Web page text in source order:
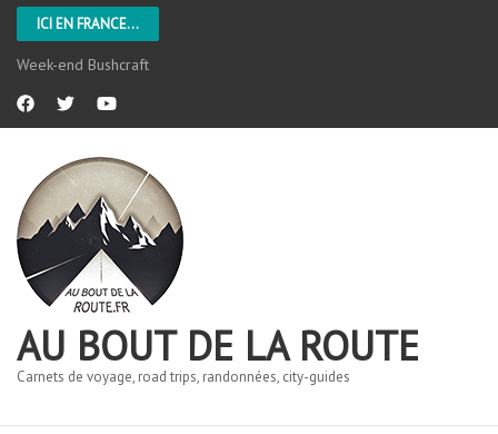
ICI EN FRANCE...
Week-end Bushcraft
AU BOUT DE LA ROUTE
Carnets de voyage, road trips, randonnées, city-guides